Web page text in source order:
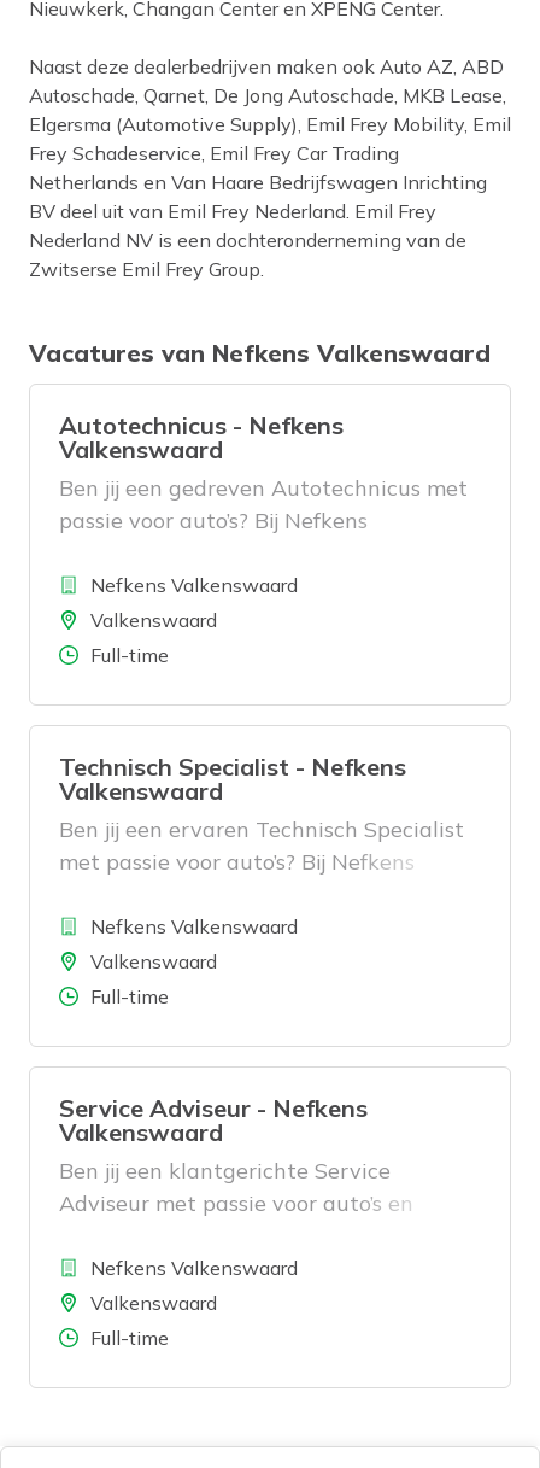
Nieuwkerk, Changan Center en XPENG Center.
Naast deze dealerbedrijven maken ook Auto AZ, ABD
Autoschade, Qarnet, De Jong Autoschade, MKB Lease,
Elgersma (Automotive Supply), Emil Frey Mobility, Emil
Frey Schadeservice, Emil Frey Car Trading
Netherlands en Van Haare Bedrijfswagen Inrichting
BV deel uit van Emil Frey Nederland. Emil Frey
Nederland NV is een dochteronderneming van de
Zwitserse Emil Frey Group.
Vacatures van Nefkens Valkenswaard
Autotechnicus - Nefkens
Valkenswaard
Ben jij een gedreven Autotechnicus met
passie voor auto’s? Bij Nefkens
werkplaats aan nieuwe en gebruikte
auto’s, inclusief hybride en elektrische
modellen. Je voert reparaties en
en jouw kennis maakt echt het verschil.
BedrijfNefkens Valkenswaard
LocatieValkenswaard
Aantal uren
Full-time
Technisch Specialist - Nefkens
Valkenswaard
Ben jij een ervaren Technisch Specialist
met passie voor auto’s? Bij Nefkens
technisch perfect worden afgeleverd. Je
bent de expert die storingen oplost,
diagnoses stelt en collega’s ondersteunt
BedrijfNefkens Valkenswaard
LocatieValkenswaard
Aantal uren
Full-time
Service Adviseur - Nefkens
Valkenswaard
Ben jij een klantgerichte Service
Adviseur met passie voor auto’s en
Valkenswaard ben jij het eerste
aanspreekpunt voor klanten die
onderhoud, reparaties of APK-beurten
BedrijfNefkens Valkenswaard
LocatieValkenswaard
Aantal uren
Full-time